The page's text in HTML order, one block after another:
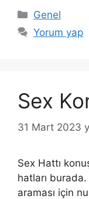
Kategoriler
Genel
Yorum yap
Sex
31 Mart 2023
Sex Hattı
hatları
araması için